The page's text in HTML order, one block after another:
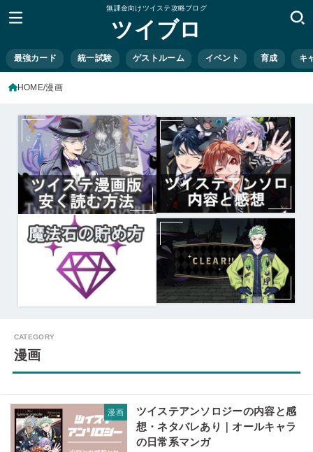
無課金向けツイステ攻略ブログ
ツイブロ
最強カード 統一試験 ゲストルーム イベント 育成 キ
HOME 漫画
漫画
漫画
ツイステアンソロジーの内容と感
想・ネタバレあり｜オールキャラ
の日常系マンガ